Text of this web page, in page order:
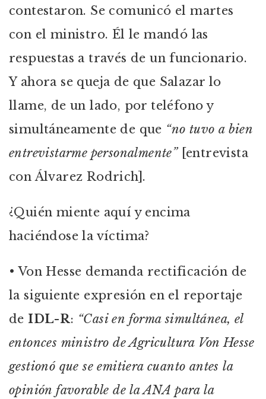
contestaron. Se comunicó el martes
con el ministro. Él le mandó las
respuestas a través de un funcionario.
Y ahora se queja de que Salazar lo
llame, de un lado, por teléfono y
simultáneamente de que “no tuvo a bien
entrevistarme personalmente”[entrevista
con Álvarez Rodrich].
¿Quién miente aquí y encima
haciéndose la víctima?
• Von Hesse demanda rectificación de
la siguiente expresión en el reportaje
de IDL-R: “Casi en forma simultánea, el
entonces ministro de Agricultura Von Hesse
gestionó que se emitiera cuanto antes la
opinión favorable de la ANA para la